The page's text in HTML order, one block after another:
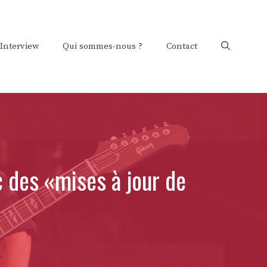
Interview Qui sommes-nous ? Contact
«mises à jour de